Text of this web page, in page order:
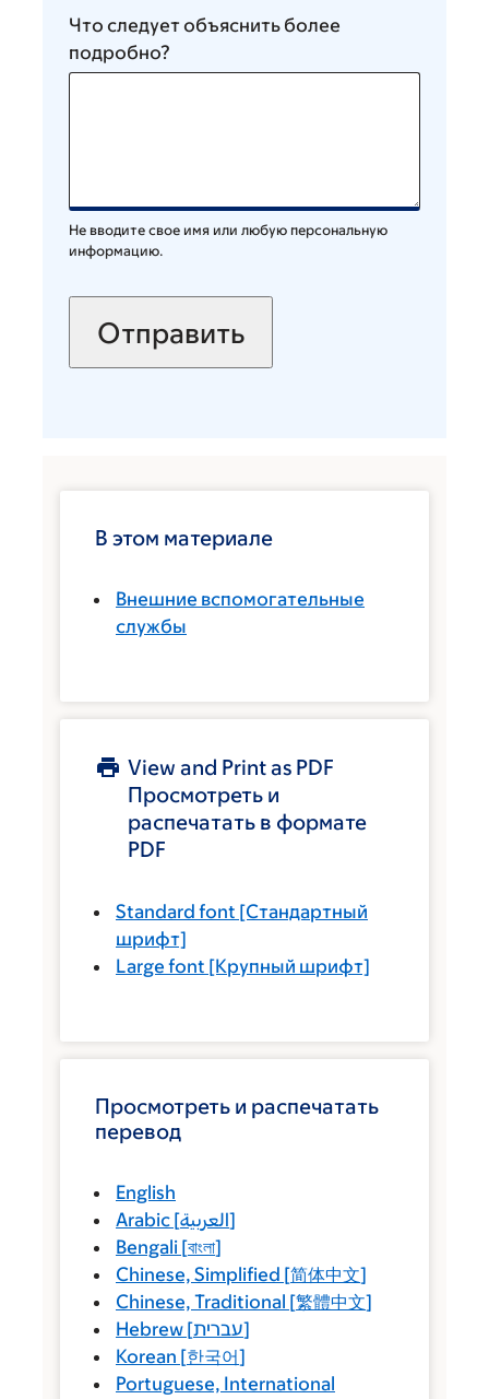
Что следует объяснить более
подробно?
Не вводите свое имя или любую персональную
информацию.
В этом материале
Внешние вспомогательные
службы
View and Print as PDF
Просмотреть и
распечатать в формате
PDF
Standard font [Стандартный
шрифт]
Large font [Крупный шрифт]
Просмотреть и распечатать
перевод
English
Arabic [العربية]
Bengali [বাংলা]
Chinese, Simplified [简体中文]
Chinese, Traditional [繁體中文]
Hebrew [עברית]
Korean [한국어]
Portuguese, International